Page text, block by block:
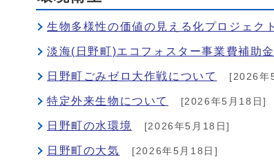
生物多様性の価値の見える化プロジェクト
淡海(日野町)エコフォスター事業費補助金
日野町ごみゼロ大作戦について [2026年
特定外来生物について [2026年5月18日]
日野町の水環境 [2026年5月18日]
日野町の大気 [2026年5月18日]